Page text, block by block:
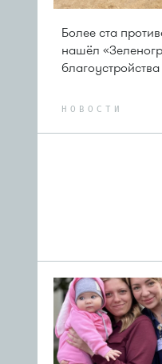
Более ста
нашёл
НОВОСТИ